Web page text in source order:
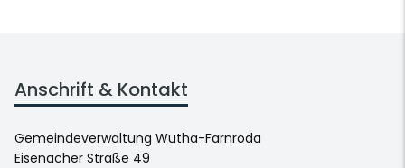
Anschrift & Kontakt
Gemeindeverwaltung Wutha-Farnroda
Eisenacher Straße 49